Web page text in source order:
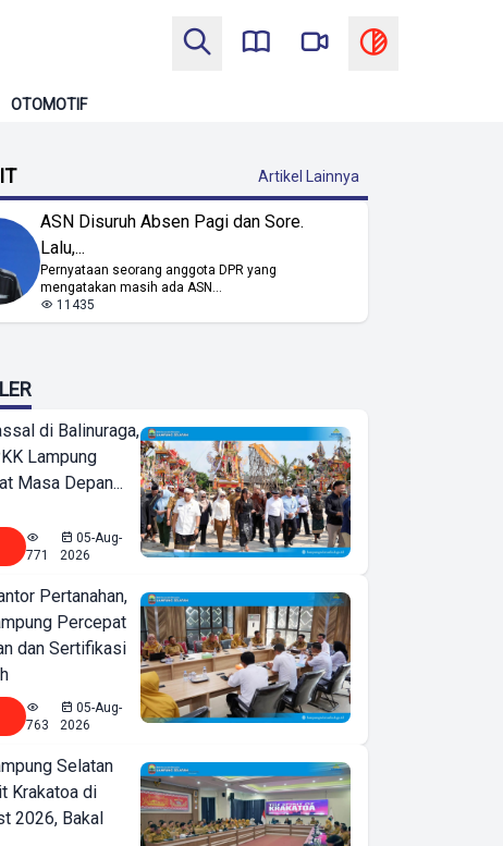
OTOMOTIF
Artikel Lainnya
ASN Disuruh Absen Pagi dan Sore.
Lalu,...
Pernyataan seorang anggota DPR yang
mengatakan masih ada ASN...
11435
di Balinuraga,
Lampung
Masa Depan...
771
05-Aug-
2026
Pertanahan,
Percepat
dan Sertifikasi
763
05-Aug-
2026
Selatan
Krakatoa di
2026, Bakal